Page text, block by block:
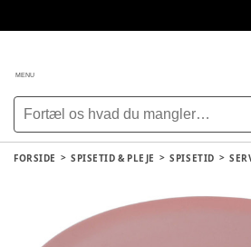
MENU
FORSIDE SPISETID & PLEJE SPISETID